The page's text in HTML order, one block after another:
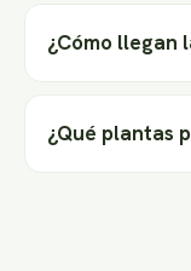
¿Cómo llegan
¿Qué plantas